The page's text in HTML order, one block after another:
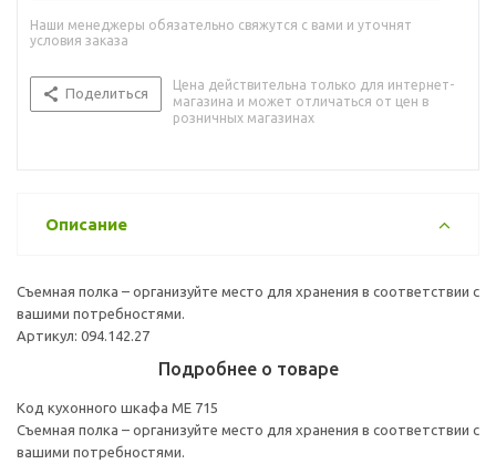
Наши менеджеры обязательно свяжутся с вами и уточнят
условия заказа
Поделиться
Цена действительна только для интернет-
магазина и может отличаться от цен в
розничных магазинах
Описание
Съемная полка – организуйте место для хранения в соответствии с
вашими потребностями.
Артикул: 094.142.27
Подробнее о товаре
Код кухонного шкафа ME 715
Съемная полка – организуйте место для хранения в соответствии с
вашими потребностями.